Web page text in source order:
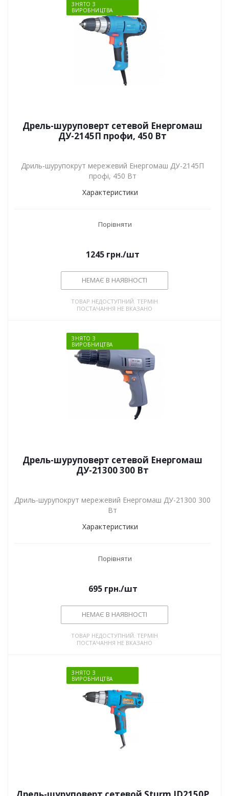
ЗНЯТО З
ВИРОБНИЦТВА
Дрель-шуруповерт сетевой Енергомаш
ДУ-2145П профи, 450 Вт
Дриль-шурупокрут мережевий Енергомаш ДУ-2145П
профі, 450 Вт
Характеристики
Порівняти
1245 грн./шт
НЕМАЄ В НАЯВНОСТІ
ТОВАР НЕДОСТУПНИЙ. ТЕРМІН
ПОСТАЧАННЯ НЕ ВКАЗАНО
ЗНЯТО З
ВИРОБНИЦТВА
Дрель-шуруповерт сетевой Енергомаш
ДУ-21300 300 Вт
Дриль-шурупокрут мережевий Енергомаш ДУ-21300 300
Вт
Характеристики
Порівняти
695грн./шт
НЕМАЄ В НАЯВНОСТІ
ТОВАР НЕДОСТУПНИЙ. ТЕРМІН
ПОСТАЧАННЯ НЕ ВКАЗАНО
ЗНЯТО З
ВИРОБНИЦТВА